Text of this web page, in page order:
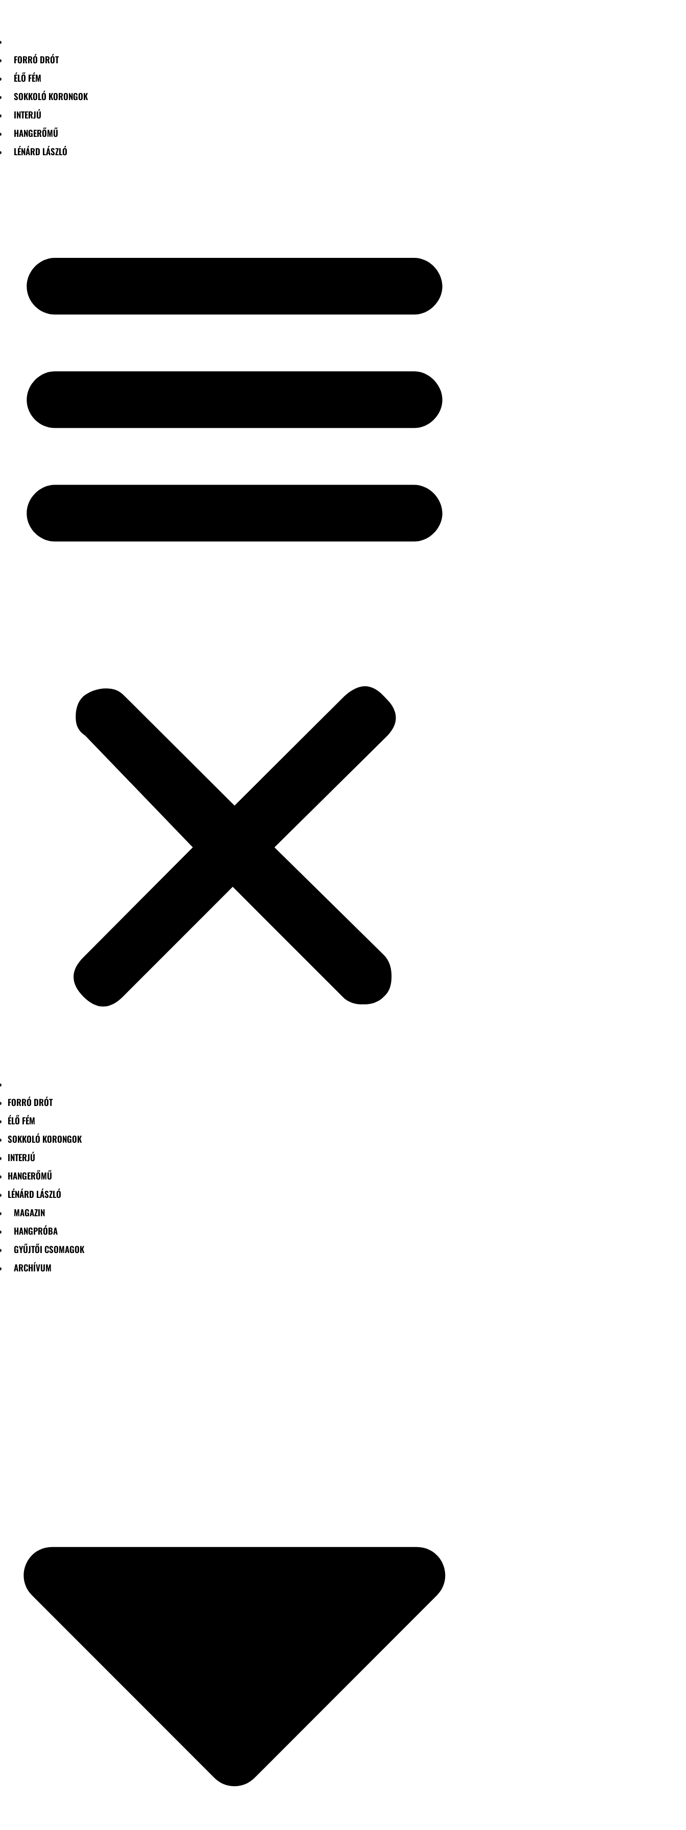
FORRÓ DRÓT
ÉLŐ FÉM
SOKKOLÓ KORONGOK
INTERJÚ
HANGERŐMŰ
LÉNÁRD LÁSZLÓ
FORRÓ DRÓT
ÉLŐ FÉM
SOKKOLÓ KORONGOK
INTERJÚ
HANGERŐMŰ
LÉNÁRD LÁSZLÓ
MAGAZIN
HANGPRÓBA
GYŰJTŐI CSOMAGOK
ARCHÍVUM